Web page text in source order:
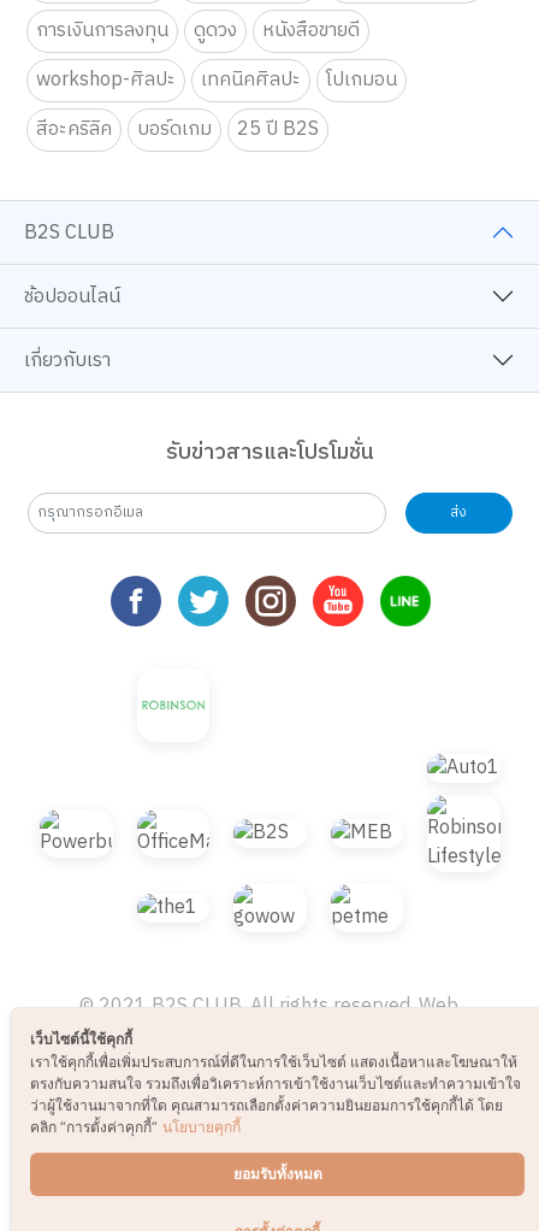
การเงินการลงทุน
ดูดวง
หนังสือขายดี
workshop-ศิลปะ
เทคนิคศิลปะ
โปเกมอน
สีอะคริลิค
บอร์ดเกม 25 ปี B2S
B2S CLUB
ช้อปออนไลน์
เกี่ยวกับเรา
รับข่าวสารและโปรโมชั่น
ส่ง
© 2021 B2S CLUB, All rights reserved. Web
เว็บไซต์นี้ใช้คุกกี้
เราใช้คุกกี้เพื่อเพิ่มประสบการณ์ที่ดีในการใช้เว็บไซต์ แสดงเนื้อหาและโฆษณาให้
ตรงกับความสนใจ รวมถึงเพื่อวิเคราะห์การเข้าใช้งานเว็บไซต์และทำความเข้าใจ
ว่าผู้ใช้งานมาจากที่ใด คุณสามารถเลือกตั้งค่าความยินยอมการใช้คุกกี้ได้ โดย
คลิก “การตั้งค่าคุกกี้” นโยบายคุกกี้
ยอมรับทั้งหมด